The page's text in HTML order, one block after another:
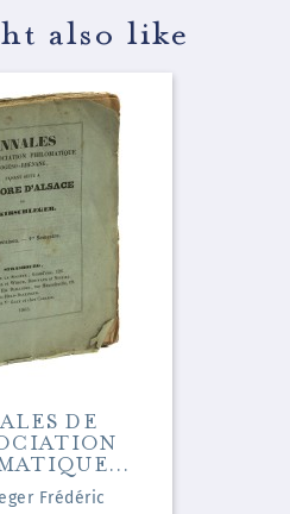
also like
DE
Frédéric